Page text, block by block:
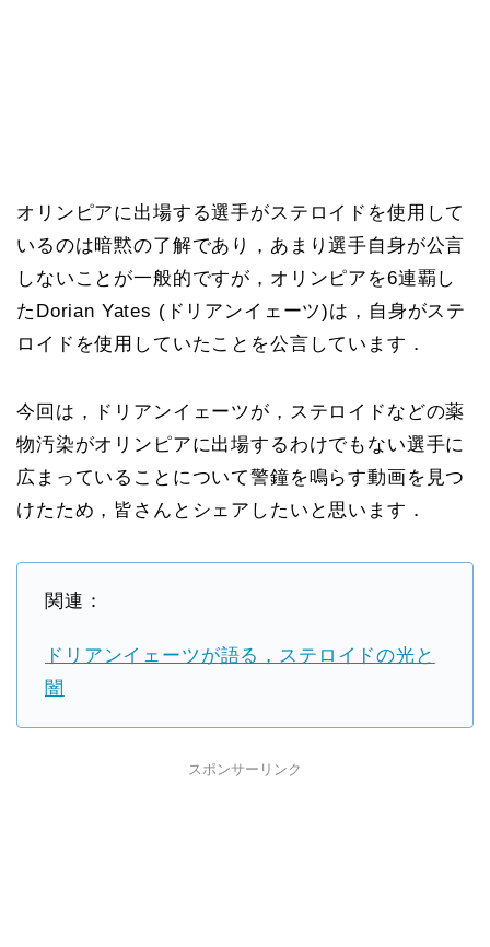
オリンピアに出場する選手がステロイドを使用して
いるのは暗黙の了解であり，あまり選手自身が公言
しないことが一般的ですが，オリンピアを6連覇し
たDorian Yates (ドリアンイェーツ)は，自身がステ
ロイドを使用していたことを公言しています．
今回は，ドリアンイェーツが，ステロイドなどの薬
物汚染がオリンピアに出場するわけでもない選手に
広まっていることについて警鐘を鳴らす動画を見つ
けたため，皆さんとシェアしたいと思います．
関連：
ドリアンイェーツが語る，ステロイドの光と
闇
スポンサーリンク